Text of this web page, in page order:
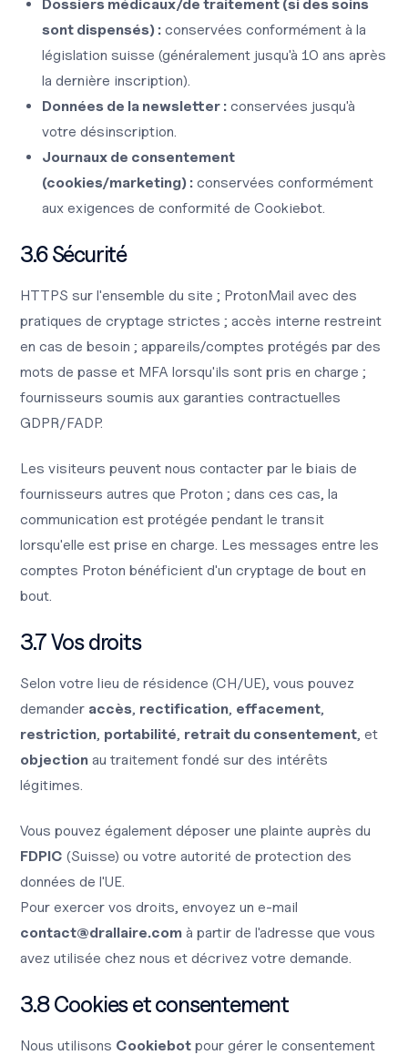
Dossiers médicaux/de traitement (si des soins
sont dispensés) : conservées conformément à la
législation suisse (généralement jusqu'à 10 ans après
la dernière inscription).
Données de la newsletter : conservées jusqu'à
votre désinscription.
Journaux de consentement
(cookies/marketing) : conservées conformément
aux exigences de conformité de Cookiebot.
3.6 Sécurité
HTTPS sur l'ensemble du site ; ProtonMail avec des
pratiques de cryptage strictes ; accès interne restreint
en cas de besoin ; appareils/comptes protégés par des
mots de passe et MFA lorsqu'ils sont pris en charge ;
fournisseurs soumis aux garanties contractuelles
GDPR/FADP.
Les visiteurs peuvent nous contacter par le biais de
fournisseurs autres que Proton ; dans ces cas, la
communication est protégée pendant le transit
lorsqu'elle est prise en charge. Les messages entre les
comptes Proton bénéficient d'un cryptage de bout en
bout.
3.7 Vos droits
Selon votre lieu de résidence (CH/UE), vous pouvez
demander accès, rectification, effacement,
restriction, portabilité, retrait du consentement, et
objection au traitement fondé sur des intérêts
légitimes.
Vous pouvez également déposer une plainte auprès du
FDPIC (Suisse) ou votre autorité de protection des
données de l'UE.
Pour exercer vos droits, envoyez un e-mail
contact@drallaire.com à partir de l'adresse que vous
avez utilisée chez nous et décrivez votre demande.
3.8 Cookies et consentement
Nous utilisons Cookiebot pour gérer le consentement